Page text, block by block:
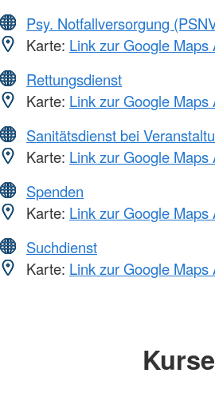
Psy. Notfallversorgung
Karte: Link zur Google Maps
Rettungsdienst
Karte: Link zur Google Maps
Sanitätsdienst bei
Karte: Link zur Google Maps
Spenden
Karte: Link zur Google Maps
Suchdienst
Karte: Link zur Google Maps
Kurse